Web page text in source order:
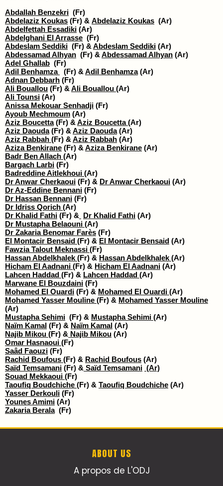
Abdallah Benzekri (Fr)
Abdelaziz Koukas (Fr) & Abdelaziz Koukas (Ar)
Abdelfettah Essadiki (Ar)
Abdelghani El Arrasse (Fr)
Abdeslam Seddiki (Fr) &Abdeslam Seddiki (Ar)
Abdessamad Alhyan (Fr) &Abdessamad Alhyan (Ar)
Adel Ghallab (Fr)
Adil Benhamza
(Fr) &Adil Benhamza(Ar)
Adnan Debbarh (Fr)
Ali Bouallou (Fr) &Ali Bouallou (Ar)
Ali Tounsi (Ar)
Anissa Mekouar Senhadji (Fr)
Ayoub Mechmoum (Ar)
Aziz Boucetta(Fr) &Aziz Boucetta(Ar)
Aziz Daouda(Fr) &Aziz Daouda(Ar)
Aziz Rabbah (Fr) &Aziz Rabbah (Ar)
Aziza Benkirane (Fr) &Aziza Benkirane (Ar)
Badr Ben Allach (Ar)
Bargach Larbi (Fr)
Badreddine Aitlekhoui (Ar)
Dr Anwar Cherkaoui (Fr) & Dr Anwar Cherkaoui (Ar)
Dr Az-Eddine Bennani (Fr)
Dr Hassan Bennani (Fr)
Dr Idriss Qorich (Ar)
Dr Khalid Fathi (Fr) & Dr Khalid Fathi (Ar)
Dr Mustapha Belaouni (Ar)
Dr Zakaria Benomar Farès (Fr)
El Montacir Bensaid (Fr) & El Montacir Bensaid (Ar)
Fawzia Talout Meknassi (Fr)
Hassan Abdelkhalek (Fr) & Hassan Abdelkhalek (Ar)
Hicham El Aadnani (Fr) & Hicham El Aadnani (Ar)
Lahcen Haddad (Fr) & Lahcen Haddad (Ar)
Marwane El Bouzdaini (Fr)
Mohamed El Ouardi (Fr) & Mohamed El Ouardi (Ar)
Mohamed Yasser Mouline (Fr) & Mohamed Yasser Mouline
(Ar)
Mustapha Sehimi (Fr) & Mustapha Sehimi (Ar)
Naïm Kamal (Fr) & Naïm Kamal (Ar)
Najib Mikou (Fr) & Najib Mikou (Ar)
Omar Hasnaoui (Fr)
Saâd Faouzi (Fr)
Rachid Boufous (Fr) & Rachid Boufous (Ar)
Saïd Temsamani (Fr) & Saïd Temsamani (Ar)
Souad Mekkaoui (Fr)
Taoufiq Boudchiche (Fr) & Taoufiq Boudchiche (Ar)
Yasser Derkouli (Fr)
Younes Amimi (Ar)
Zakaria Berala(Fr)
ABOUT US
A propos de L'ODJ